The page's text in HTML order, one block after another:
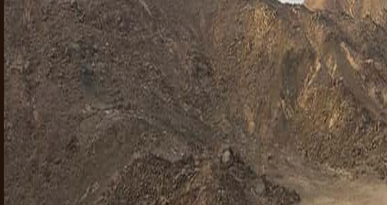
Notre partenaire francophone à Hurghada accueille les plongeurs et les débutants en français, du premier cours au PADI
Réserve ta plongée francophone à Hurghada
Spa, massage égyptien, et un soir calme pour redescendre
La journée désert est poussiéreuse. La journée bateau est salée et brûlée par le soleil. Le troisième jour devrait être un
de la marina, propose des massages bédouins à l'huile et du massage profond égyptien, et reste ouvert tard — tu peux
dès que tu peux.
Réserver une séance spa ou massage à HurghadaSuites couples, transfert hôtel possible, créneaux du soir.
Au-delà de Hurghada — Marsa Alam et Sharm El Sheikh
Si tu restes plus longtemps, le sud vaut la route. Marsa Alam, c'est le plus grand récif tranquille d'Égypte et le meilleur
Sharm El Sheikh, c'est la version Sinaï : même mer Rouge, montagnes en fond, et les détroits de Tiran pour les